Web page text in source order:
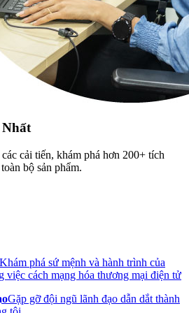
cải tiến, khám phá hơn 200+ tích
bộ sản phẩm.
Khám phá sứ mệnh và hành trình của
việc cách mạng hóa thương mại điện tử
Gặp gỡ đội ngũ lãnh đạo dẫn dắt thành